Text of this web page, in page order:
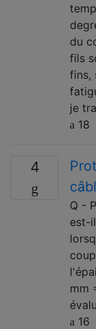
du
fils
fins,
je
18
4
Q -
est-
mm
16